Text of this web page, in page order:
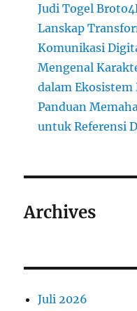
Judi Togel
Lanskap
Komunikasi
Mengenal
dalam
Panduan
untuk Referensi
Archives
Juli 2026